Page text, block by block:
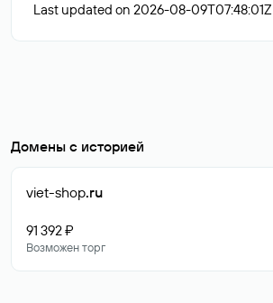
Last updated on 2026-08-09T07:48:01Z
Домены с историей
viet-shop.ru
91 392 ₽
Возможен торг